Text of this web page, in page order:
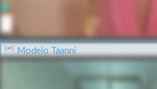
Modelo Taanni